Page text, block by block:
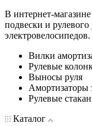
В интернет-
подвески и
электровелосипедов.
Вилки
Рулевые
Выносы руля
Амортизаторы
Рулевые
Каталог